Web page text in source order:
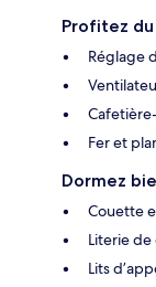
Profitez
Réglage
Fer et
Dormez
Couette
Literie
Lits